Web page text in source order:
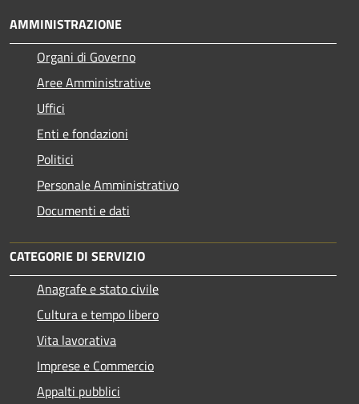
AMMINISTRAZIONE
Organi di Governo
Aree Amministrative
Uffici
Enti e fondazioni
Politici
Personale Amministrativo
Documenti e dati
CATEGORIE DI SERVIZIO
Anagrafe e stato civile
Cultura e tempo libero
Vita lavorativa
Imprese e Commercio
Appalti pubblici